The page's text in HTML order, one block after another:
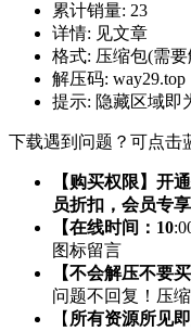
累计销量: 23
详情: 见文章
格式: 压缩包(需要
解压码: way29.top
提示: 隐藏区域即
下载遇到问题？可点击
【购买权限】开
员折扣，会员专
【在线时间：10
图标留言
【不会解压不要买
问题不回复！压
【 所有资源所见